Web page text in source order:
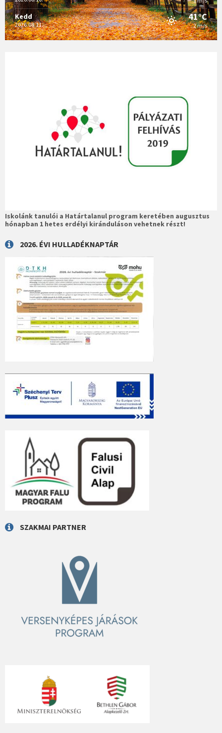
Kedd
2026.08.11.
41°C
2 m/s
Iskolánk tanulói a Határtalanul program keretében augusztus
hónapban 1 hetes erdélyi kiránduláson vehetnek részt!
2026. ÉVI HULLADÉKNAPTÁR
SZAKMAI PARTNER